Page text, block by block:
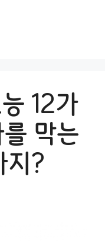
12가
막는
지?